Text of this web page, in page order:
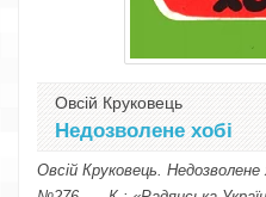
Овсій Круковець
Недозволене хобі
Овсій Круковець.